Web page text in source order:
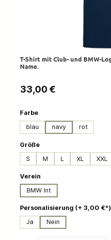
T-Shirt mit Club- und BMW-
Name.
Regulärer Preis:
33,00 €
Farbeauswählen
blau
navy rot
Größeauswählen
S
M L XL XXL
Verein
BMW Int
Personalisierung (+ 3,00 €*)
Ja
Nein